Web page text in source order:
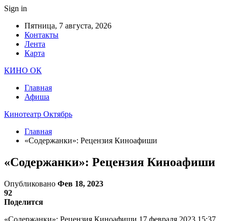
Sign in
Пятница, 7 августа, 2026
Контакты
Лента
Карта
КИНО ОК
Главная
Афиша
Кинотеатр Октябрь
Главная
«Содержанки»: Рецензия Киноафиши
«Содержанки»: Рецензия Киноафиши
Опубликовано Фев 18, 2023
92
Поделится
«Содержанки»: Рецензия Киноафиши 17 февраля 2023 15:37